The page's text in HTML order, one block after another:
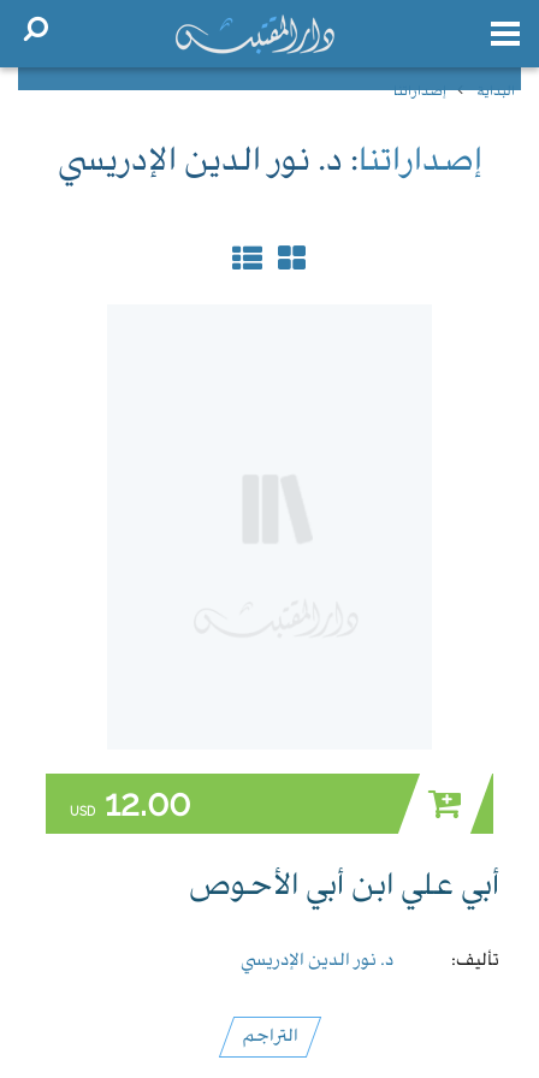
البداية إصداراتنا
إصداراتنا: د. نور الدين الإدريسي
12.00
USD
أبي علي ابن أبي الأحوص
تأليف: د. نور الدين الإدريسي
التراجم